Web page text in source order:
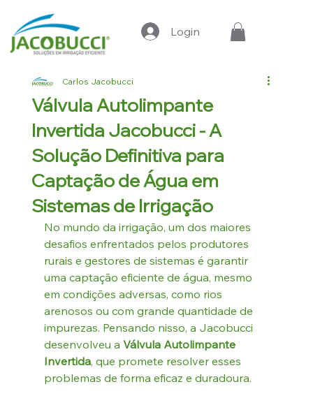
Login
Válvula Autolimpante
Invertida Jacobucci - A
Solução Definitiva para
Captação de Água em
Sistemas de Irrigação
Carlos Jacobucci
No mundo da irrigação, um dos maiores
desafios enfrentados pelos produtores
rurais e gestores de sistemas é garantir
uma captação eficiente de água, mesmo
em condições adversas, como rios
arenosos ou com grande quantidade de
impurezas. Pensando nisso, a Jacobucci
desenvolveu a Válvula Autolimpante
Invertida, que promete resolver esses
problemas de forma eficaz e duradoura.